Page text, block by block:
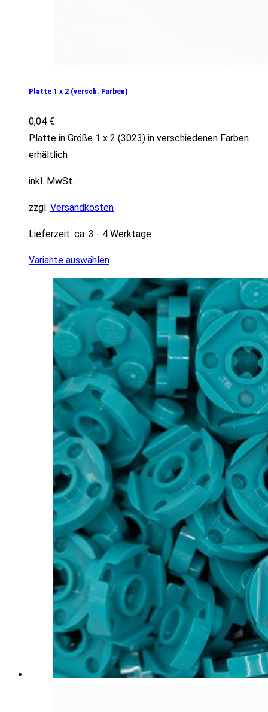
Platte 1 x 2 (versch. Farben)
0,04 €
Platte in Größe 1 x 2 (3023) in verschiedenen Farben
erhältlich
inkl. MwSt.
zzgl. Versandkosten
Lieferzeit: ca. 3 - 4 Werktage
Variante auswählen